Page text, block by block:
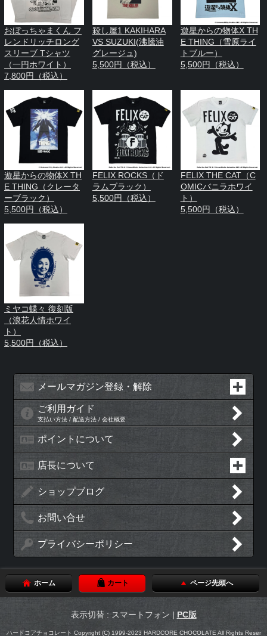
おぼっちゃまくん フ
レンドリッチロング
スリーブ Tシャツ
（一円ホワイト）
7,800円（税込）
殺し屋1 KAKIHARA
VS SUZUKI(沸騰油
グレージュ)
5,500円（税込）
遊星からの物体X TH
E THING（雪原ライ
トブルー）
5,500円（税込）
遊星からの物体X TH
E THING（クレータ
ーブラック）
5,500円（税込）
FELIX ROCKS（ド
ラムブラック）
5,500円（税込）
FELIX THE CAT（C
OMICバニラホワイ
ト）
5,500円（税込）
ミヤコ蝶々 復刻版
（浪花人情ホワイ
ト）
5,500円（税込）
メールマガジン登録・解除
ご利用ガイド
支払い方法 / 配送方法 / 会社概要
ポイントについて
店長について
ショップブログ
お問い合せ
プライバシーポリシー
ホーム カート ページ先頭へ
表示切替 : スマートフォン | PC版
ハードコアチョコレート Copyright (C) 1999-2023 HARDCORE CHOCOLATE All Rights Reser